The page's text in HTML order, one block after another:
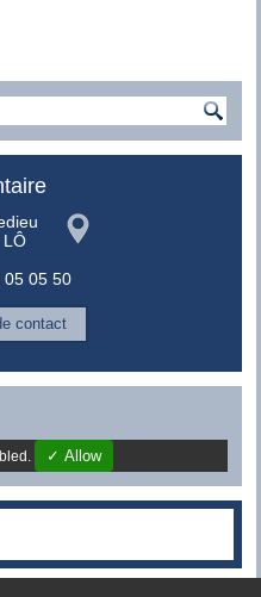
05 05 50
contact
✓ Allow